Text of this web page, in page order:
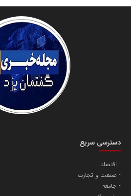
دسترسی سریع
اقتصاد
صنعت و تجارت
جامعه